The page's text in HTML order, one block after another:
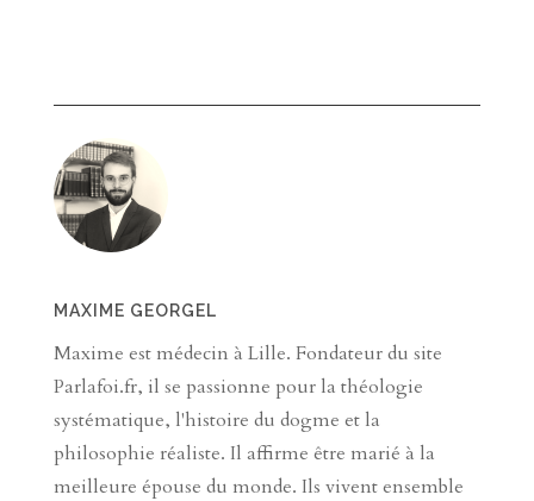
MAXIME GEORGEL
Maxime est médecin à Lille. Fondateur du site
Parlafoi.fr, il se passionne pour la théologie
systématique, l'histoire du dogme et la
philosophie réaliste. Il affirme être marié à la
meilleure épouse du monde. Ils vivent ensemble